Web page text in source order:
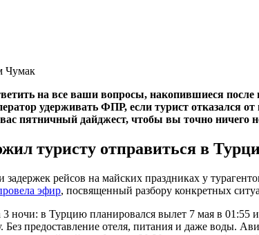
Чумак
на все ваши вопросы, накопившиеся
удерживать ФПР, если турист отказался
пятничный дайджест, чтобы вы точно ничего
туристу отправиться в
рейсов на майских праздниках у
эфир, посвященный разбору конкретных
ночи: в Турцию планировался вылет 7 мая в
Без предоставление отеля, питания и даже